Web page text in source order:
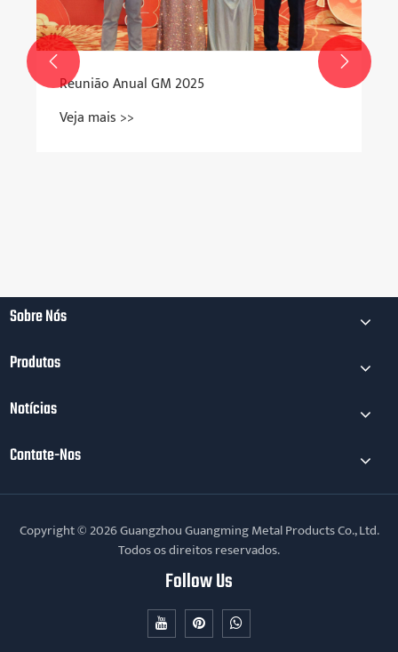
 
Sobre Nós
Produtos
Notícias
Contate-Nos
Copyright © 2026 Guangzhou Guangming Metal Products Co., Ltd.
Todos os direitos reservados.
Follow Us